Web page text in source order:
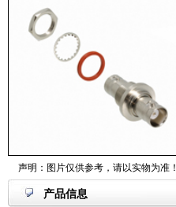
声明：图片仅供参考，请以实物为准！
产品信息